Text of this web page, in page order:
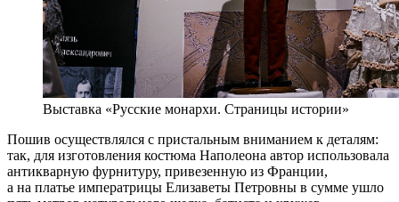
Выставка «Русские монархи. Страницы истории»
Пошив осуществлялся с пристальным вниманием к деталям:
так, для изготовления костюма Наполеона автор использовала
антикварную фурнитуру, привезенную из Франции,
а на платье императрицы Елизаветы Петровны в сумме ушло